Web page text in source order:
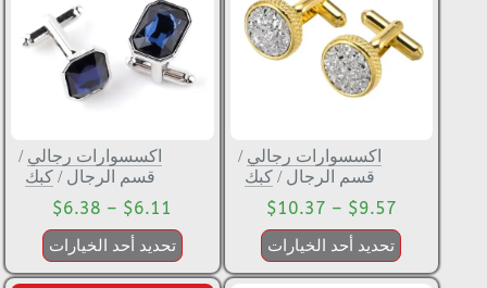
اكسسوارات رجالي /
قسم الرجال /كبك
$9.57
–
$10.37
تحديد أحد الخيارات
اكسسوارات رجالي /
قسم الرجال / كبك
$6.11
–
$6.38
تحديد أحد الخيارات